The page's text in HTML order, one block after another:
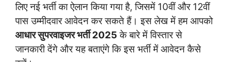
लिए नई भर्ती का ऐलान किया गया है, जिसमें 10वीं और 12वीं
पास उम्मीदवार आवेदन कर सकते हैं। इस लेख में हम आपको
आधार सुपरवाइजर भर्ती 2025 के बारे में विस्तार से
जानकारी देंगे और यह बताएंगे कि इस भर्ती में आवेदन कैसे